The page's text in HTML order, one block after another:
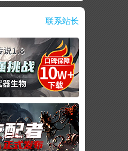
联系站长